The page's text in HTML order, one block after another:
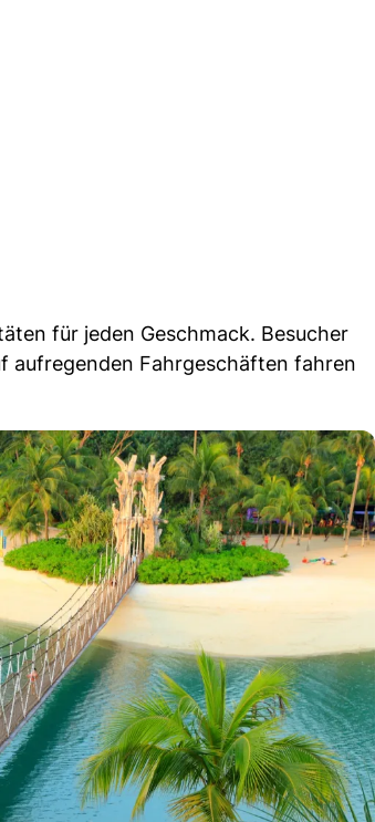
für jeden Geschmack. Besucher
aufregenden Fahrgeschäften fahren